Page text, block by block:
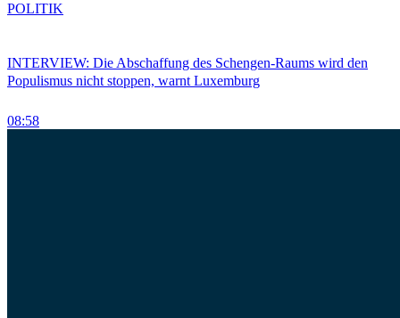
INTERVIEW: Die Abschaffung des Schengen-Raums wird den
Populismus nicht stoppen, warnt Luxemburg
08:58
POLITIK